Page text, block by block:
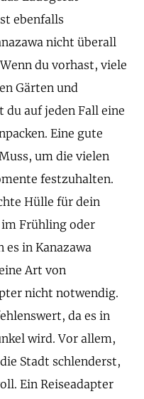
ebenfalls
nicht überall
du vorhast, viele
Gärten und
du auf jeden Fall eine
Eine gute
um die vielen
festzuhalten.
Hülle für dein
Frühling oder
es in Kanazawa
Art von
nicht notwendig.
da es in
wird. Vor allem,
Stadt schlenderst,
Ein Reiseadapter